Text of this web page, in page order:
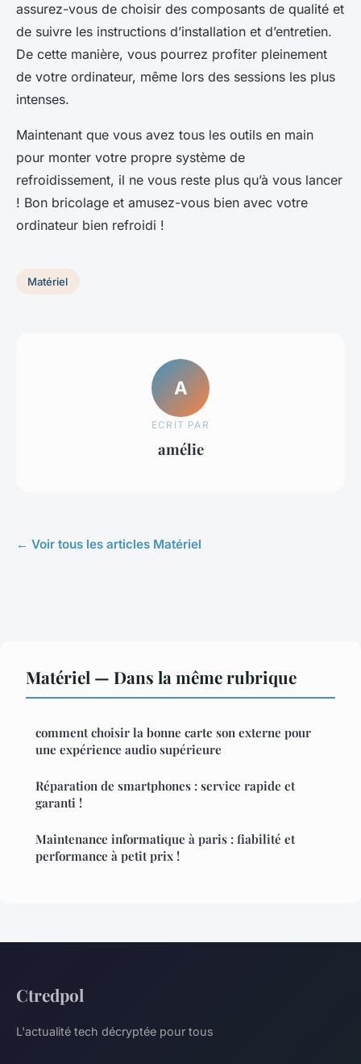
assurez-vous de choisir des composants de qualité et
de suivre les instructions d’installation et d’entretien.
De cette manière, vous pourrez profiter pleinement
de votre ordinateur, même lors des sessions les plus
intenses.
Maintenant que vous avez tous les outils en main
pour monter votre propre système de
refroidissement, il ne vous reste plus qu’à vous lancer
! Bon bricolage et amusez-vous bien avec votre
ordinateur bien refroidi !
Matériel
A
ECRIT PAR
amélie
← Voir tous les articles Matériel
Matériel — Dans la même rubrique
comment choisir la bonne carte son externe pour
une expérience audio supérieure
Réparation de smartphones : service rapide et
garanti !
Maintenance informatique à paris : fiabilité et
performance à petit prix !
Ctredpol
L'actualité tech décryptée pour tous